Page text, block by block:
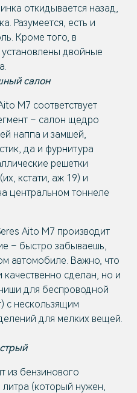
откидывается назад,
Разумеется, есть и
Кроме того, в
двойные
салон
M7 соответствует
– салон щедро
наппа и замшей,
да и фурнитура
решетки
кстати, аж 19) и
центральном тоннеле
Aito M7 производит
– быстро забываешь,
автомобиле. Важно, что
качественно сделан, но и
для беспроводной
с нескользящим
для мелких вещей.
из бензинового
(который нужен,